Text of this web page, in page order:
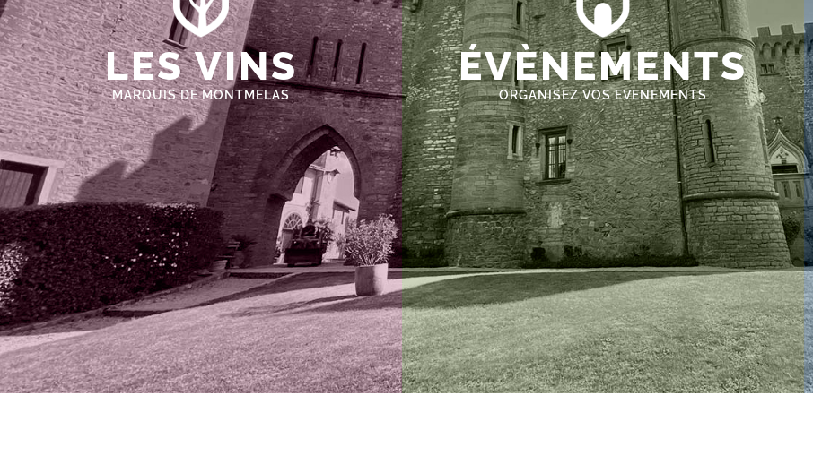
LES VINS
MARQUIS DE MONTMELAS
ÉVÈNEMENTS
ORGANISEZ VOS EVENEMENTS